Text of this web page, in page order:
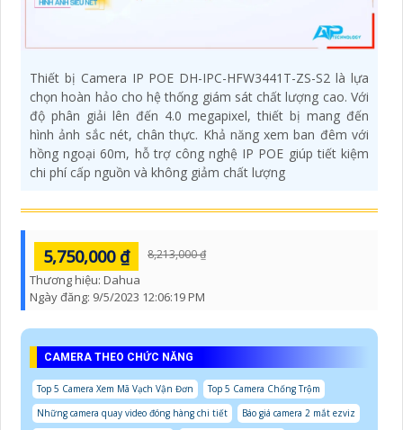
Thiết bị Camera IP POE DH-IPC-HFW3441T-ZS-S2 là lựa
chọn hoàn hảo cho hệ thống giám sát chất lượng cao. Với
độ phân giải lên đến 4.0 megapixel, thiết bị mang đến
hình ảnh sắc nét, chân thực. Khả năng xem ban đêm với
hồng ngoại 60m, hỗ trợ công nghệ IP POE giúp tiết kiệm
chi phí cấp nguồn và không giảm chất lượng
5,750,000 ₫ 8,213,000 ₫
Thương hiệu: Dahua
Ngày đăng: 9/5/2023 12:06:19 PM
CAMERA THEO CHỨC NĂNG
Top 5 Camera Xem Mã Vạch Vận Đơn
Top 5 Camera Chống Trộm
Những camera quay video đóng hàng chi tiết
Báo giá camera 2 mắt ezviz